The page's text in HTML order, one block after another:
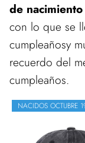
de
con lo que se
cumpleañosy
recuerdo del
cumpleaños.
NACIDOS OCTUBRE